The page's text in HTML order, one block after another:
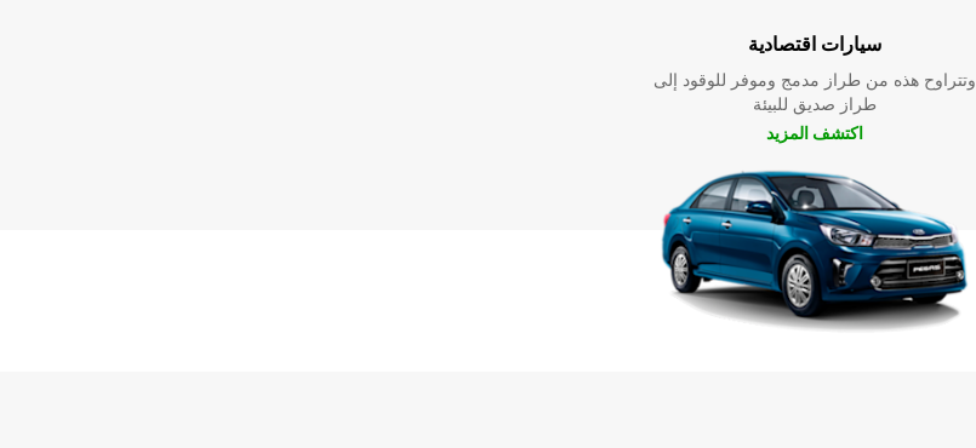
سيارات اقتصادية
وتتراوح هذه من طراز مدمج وموفر للوقود إلى
طراز صديق للبيئة
اكتشف المزيد